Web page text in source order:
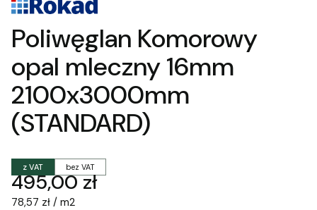
Poliwęglan Komorowy
opal mleczny 16mm
2100x3000mm
(STANDARD)
z VAT bez VAT
Cena
495,00 zł
78,57 zł / m2